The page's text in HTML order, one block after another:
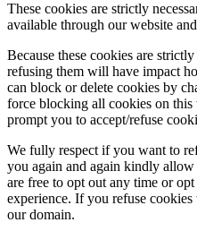
These cookies are strictly
available through our website
Because these cookies are
refusing them will have impact
can block or delete cookies by
force blocking all cookies on
prompt you to accept/refuse
We fully respect if you want to
you again and again kindly
are free to opt out any time or
experience. If you refuse
our domain.